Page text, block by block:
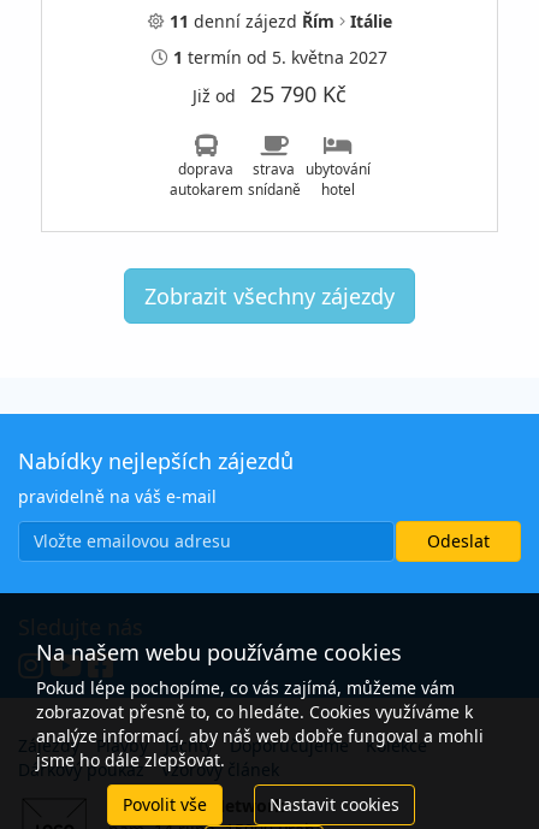
11 dennízájezd Řím
Itálie
1 termín od 5. května 2027
Již od 25 790 Kč
doprava
autokarem
strava
snídaně
ubytování
hotel
Zobrazit všechny zájezdy
Nabídky nejlepších zájezdů
pravidelně na váš e-mail
Zájezdy Plavby Jachty Doporučujeme
Kolekce
Dárkový poukaz
Vzorový článek
Open Travel Network
Na našem webu používáme cookies
Pokud lépe pochopíme, co vás zajímá, můžeme vám
zobrazovat přesně to, co hledáte. Cookies využíváme k
analýze informací, aby náš web dobře fungoval a mohli
jsme ho dále zlepšovat.
Povolit vše
Nastavit cookies